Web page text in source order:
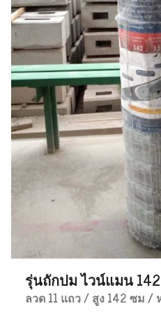
รุ่นถักปม ไวน์แมน
ลวด 11 แถว / สูง 142 ซม /